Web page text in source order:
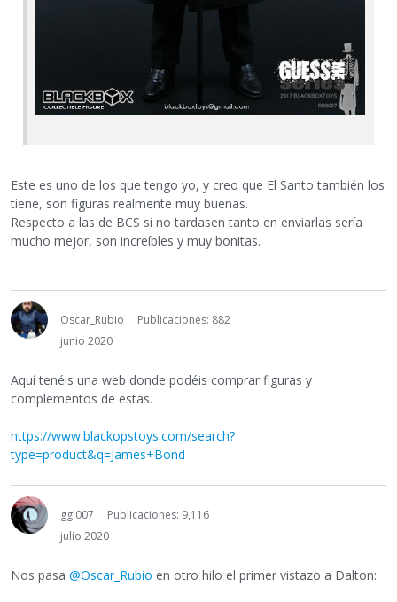
Este es uno de los que tengo yo, y creo que El Santo también los
tiene, son figuras realmente muy buenas.
Respecto a las de BCS si no tardasen tanto en enviarlas sería
mucho mejor, son increíbles y muy bonitas.
Oscar_Rubio
Publicaciones: 882
junio 2020
Aquí tenéis una web donde podéis comprar figuras y
complementos de estas.
https://www.blackopstoys.com/search?
type=product&q=James+Bond
ggl007
Publicaciones: 9,116
julio 2020
Nos pasa @Oscar_Rubio en otro hilo el primer vistazo a Dalton: